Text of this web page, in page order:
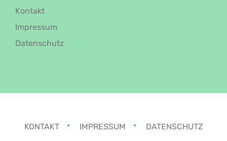
Kontakt
Impressum
Datenschutz
KONTAKT IMPRESSUM DATENSCHUTZ